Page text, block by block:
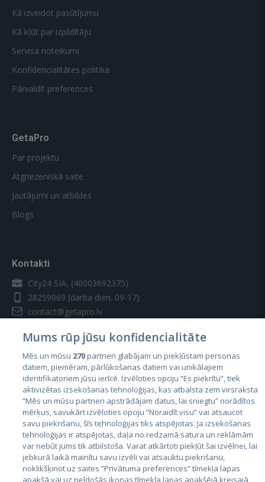
Kā izveidot pasūtījumu
Kā kļūt par izpildītāju
Servisa noteikumi
Konfidencialitātes politika
Pārvaldīt preferences
GetaPro
Par projektu
Atgriezeniskā saite
Jautājumi un atbildes
Blogs
Kontakti
City24 SIA, (40003692375)
28259069 (darba dien. 09-17)
contact@getapro.lv
Valstis
Igaunija
Latvija
Lietuva
Mums rūp jūsu konfidencialitāte
Mēs un mūsu 270partneri glabājam un piekļūstam personas
datiem, piemēram, pārlūkošanas datiem vai unikālajiem
identifikatoriem jūsu ierīcē. Izvēloties opciju “Es piekrītu”, tiek
aktivizētas izsekošanas tehnoloģijas, kas atbalsta zem virsraksta
“Mēs un mūsu partneri apstrādājam datus, lai sniegtu” norādītos
mērķus, savukārt izvēloties opciju “Noraidīt visu” vai atsaucot
savu piekrišanu, šīs tehnoloģijas tiks atspējotas. Ja izsekošanas
tehnoloģijas ir atspējotas, daļa no redzamā satura un reklāmām
var nebūt jums tik atbilstoša. Varat atkārtoti piekļūt šai izvēlnei, lai
jebkurā laikā mainītu savu izvēli vai atsauktu piekrišanu,
noklikšķinot uz saites “Privātuma preferences” tīmekļa lapas
apakšā vai uz peldošās ikonas tīmekļa lapas apakšējā kreisajā